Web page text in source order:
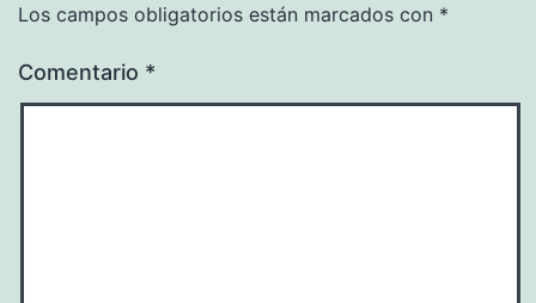
Los campos obligatorios están marcados con *
Comentario *